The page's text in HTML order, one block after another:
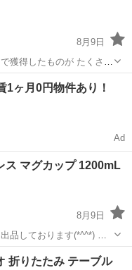
8月9日
期不良など御理解頂ける
1ヶ月0円物件あり！
Ad
ス マグカップ 1200mL
8月9日
しております(*^^*) 今
願いいたします(＞人＜;)
折りたたみ テーブル